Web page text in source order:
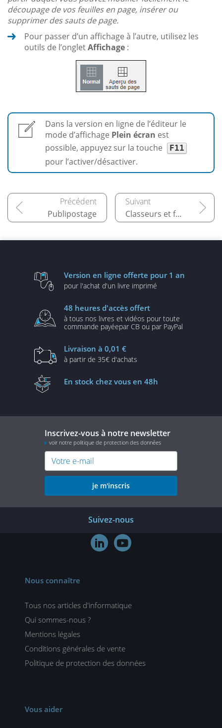
découpage de vos feuilles en page, insérer ou
supprimer des sauts de page.
Pour passer d’un affichage à l’autre, utilisez les
outils de l’ongletAffichage :
Dans la version en ligne de l’éditeur le
mode d’affichage Plein écran est
possible, appuyez sur la touche
F11
pour l’activer/désactiver.
Publipostage Classeurs et feuilles de calcul
Version en ligne offerte pour 1 an
pour l'achat d'un livre imprimé
48 heures d'accès offert
à tous nos livres et vidéos pour toute
commande payéepar CB ou par PayPal
Livraison à 0,01 €
à partir de 35€ d'achats
En stock chez vous en 48h
Inscrivez-vous à notre newsletter
voir notre politique de protection des données
je m'inscris
Suivez-nous
 
Nous connaître
Tous nos articles d'informatique
Qui sommes-nous ?
Mentions légales
Conditions générales de vente
Politique de protection des données
Vous aider